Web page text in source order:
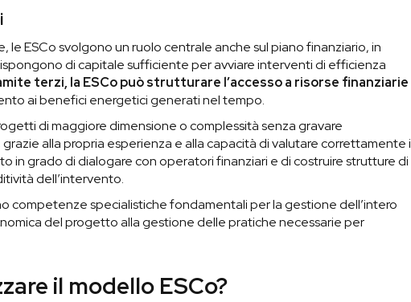
ESCo svolgono un ruolo centrale anche sul piano finanziario, in
di capitale sufficiente per avviare interventi di efficienza
terzi, la ESCo può strutturare l’accesso a risorse finanziarie
ai benefici energetici generati nel tempo.
di maggiore dimensione o complessità senza gravare
alla propria esperienza e alla capacità di valutare correttamente i
in grado di dialogare con operatori finanziari e di costruire strutture di
dell’intervento.
competenze specialistiche fondamentali per la gestione dell’intero
del progetto alla gestione delle pratiche necessarie per
il modello ESCo?